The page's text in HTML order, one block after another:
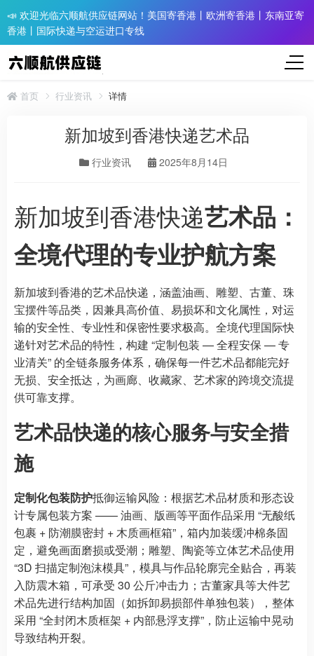
📣 欢迎光临六顺航供应链网站！美国寄香港丨欧洲寄香港丨东南亚寄
香港丨国际快递与空运进口专线
首页 行业资讯 详情
新加坡到香港快递艺术品
行业资讯 2025年8月14日
新加坡到香港快递艺术品：
全境代理的专业护航方案
新加坡到香港的艺术品快递，涵盖油画、雕塑、古董、珠
宝摆件等品类，因兼具高价值、易损坏和文化属性，对运
输的安全性、专业性和保密性要求极高。全境代理国际快
递针对艺术品的特性，构建 “定制包装 — 全程安保 — 专
业清关” 的全链条服务体系，确保每一件艺术品都能完好
无损、安全抵达，为画廊、收藏家、艺术家的跨境交流提
供可靠支撑。
艺术品快递的核心服务与安全措
施
定制化包装防护抵御运输风险：根据艺术品材质和形态设
计专属包装方案 —— 油画、版画等平面作品采用 “无酸纸
包裹 + 防潮膜密封 + 木质画框箱”，箱内加装缓冲棉条固
定，避免画面磨损或受潮；雕塑、陶瓷等立体艺术品使用
“3D 扫描定制泡沫模具”，模具与作品轮廓完全贴合，再装
入防震木箱，可承受 30 公斤冲击力；古董家具等大件艺
术品先进行结构加固（如拆卸易损部件单独包装），整体
采用 “全封闭木质框架 + 内部悬浮支撑”，防止运输中晃动
导致结构开裂。